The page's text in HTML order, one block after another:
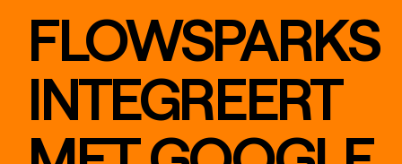
FLOWSPARKS
INTEGREERT